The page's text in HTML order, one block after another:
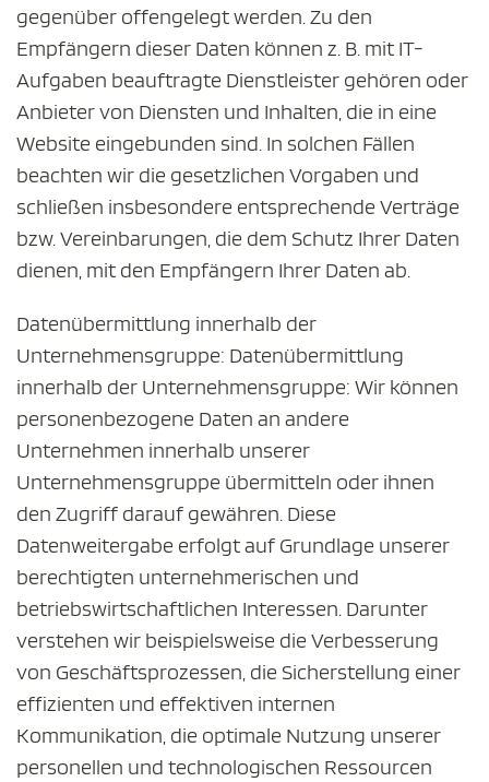
gegenüber offengelegt werden. Zu den
Empfängern dieser Daten können z. B. mit IT-
Aufgaben beauftragte Dienstleister gehören oder
Anbieter von Diensten und Inhalten, die in eine
Website eingebunden sind. In solchen Fällen
beachten wir die gesetzlichen Vorgaben und
schließen insbesondere entsprechende Verträge
bzw. Vereinbarungen, die dem Schutz Ihrer Daten
dienen, mit den Empfängern Ihrer Daten ab.
Datenübermittlung innerhalb der
Unternehmensgruppe: Datenübermittlung
innerhalb der Unternehmensgruppe: Wir können
personenbezogene Daten an andere
Unternehmen innerhalb unserer
Unternehmensgruppe übermitteln oder ihnen
den Zugriff darauf gewähren. Diese
Datenweitergabe erfolgt auf Grundlage unserer
berechtigten unternehmerischen und
betriebswirtschaftlichen Interessen. Darunter
verstehen wir beispielsweise die Verbesserung
von Geschäftsprozessen, die Sicherstellung einer
effizienten und effektiven internen
Kommunikation, die optimale Nutzung unserer
personellen und technologischen Ressourcen